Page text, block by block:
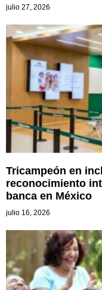
julio 27, 2026
Tricampeón en
reconocimiento
banca en México
julio 16, 2026